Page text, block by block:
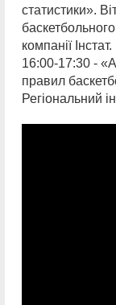
статистики».
компанії Інстат.
16:00-17:30 -
правил
Регіональний